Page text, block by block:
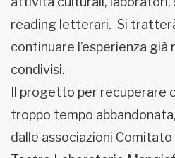
reading letterari. Si
continuare l’esperienza
condivisi.
Il progetto per recuperare
troppo tempo
dalle associazioni